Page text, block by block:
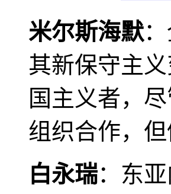
米尔斯海默
其新保守主
国主义者，
组织合作，
白永瑞：东